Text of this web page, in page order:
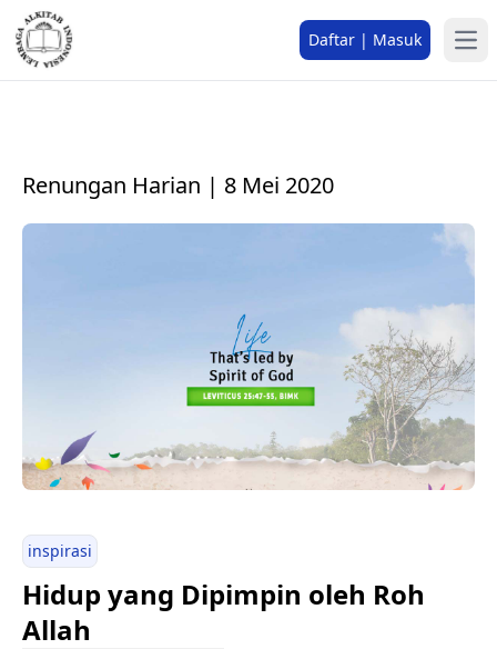
Daftar | Masuk
Renungan Harian | 8 Mei 2020
inspirasi
Hidup yang Dipimpin oleh Roh
Allah